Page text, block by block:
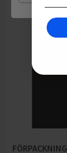
FÖRPACKNING